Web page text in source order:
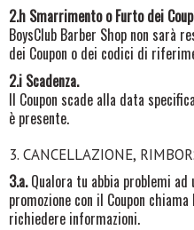
2.h Smarrimento o Furto dei
BoysClub Barber Shop non sarà
dei Coupon o dei codici di
2.i Scadenza.
Il Coupon scade alla data
è presente.
3. CANCELLAZIONE,
3.a.Qualora tu abbia problemi
promozione con il Coupon chiama
richiedere informazioni.